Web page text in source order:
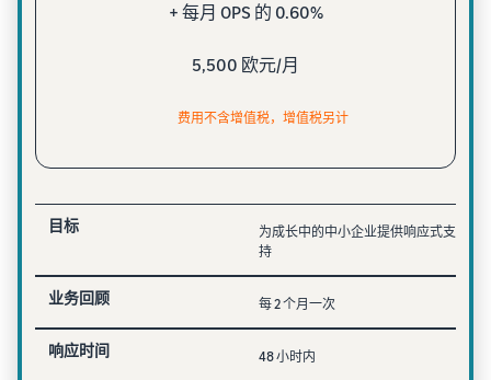
+ 每月 OPS 的 0.60%
5,500 欧元/月
费用不含增值税，增值税另计
目标
为成长中的中小企业提供响应式支
持
业务回顾 每 2 个月一次
响应时间 48 小时内